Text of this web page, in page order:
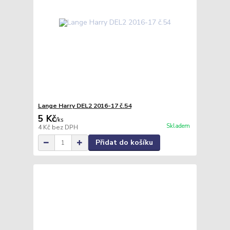
Lange Harry DEL2 2016-17 č.54
5 Kč/ks
4 Kč bez DPH Skladem
Přidat do košíku